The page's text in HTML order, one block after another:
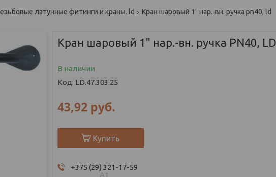
латунные фитинги и краны. ld Кран шаровый 1" нар.-вн. ручка pn40, ld
Кран шаровый 1" нар.-вн. ручка PN40, LD
В наличии
Код: LD.47.303.25
43,92 руб.
Купить
+375 (29) 321-17-59
А1